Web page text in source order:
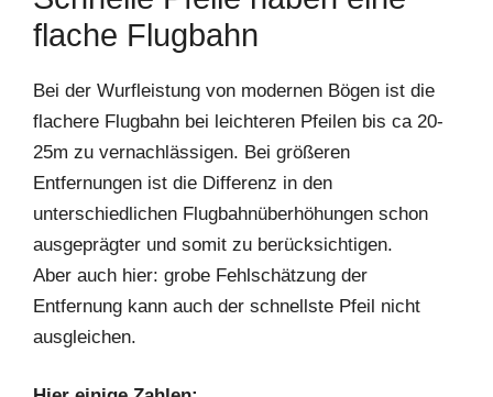
flache Flugbahn
Bei der Wurfleistung von modernen Bögen ist die
flachere Flugbahn bei leichteren Pfeilen bis ca 20-
25m zu vernachlässigen. Bei größeren
Entfernungen ist die Differenz in den
unterschiedlichen Flugbahnüberhöhungen schon
ausgeprägter und somit zu berücksichtigen.
Aber auch hier: grobe Fehlschätzung der
Entfernung kann auch der schnellste Pfeil nicht
ausgleichen.